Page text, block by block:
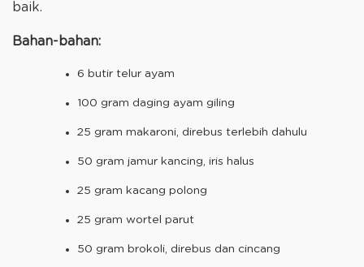
baik.
Bahan-bahan:
6 butir telur ayam
100 gram daging ayam giling
25 gram makaroni, direbus terlebih dahulu
50 gram jamur kancing, iris halus
25 gram kacang polong
25 gram wortel parut
50 gram brokoli, direbus dan cincang